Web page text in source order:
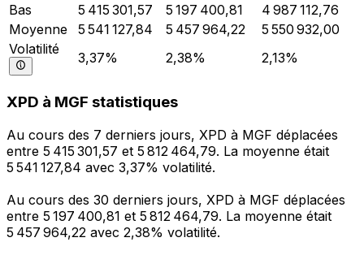
Bas
5 415 301,57 5 197 400,81
4 987 112,76
Moyenne
5 541 127,84 5 457 964,22
5 550 932,00
Volatilité
3,37% 2,38% 2,13%
XPD à MGF statistiques
Au cours des 7 derniers jours, XPD à MGF déplacées
entre 5 415 301,57 et 5 812 464,79. La moyenne était
5 541 127,84 avec 3,37% volatilité.
Au cours des 30 derniers jours, XPD à MGF déplacées
entre 5 197 400,81 et 5 812 464,79. La moyenne était
5 457 964,22 avec 2,38% volatilité.